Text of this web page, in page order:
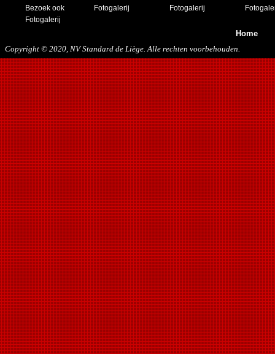
21/12/2019
Bezoek ook
Fotogalerij
Fotogalerij
Fotogalerij
Home
Copyright © 2020, NV Standard de Liège. Alle rechten voorbehouden.